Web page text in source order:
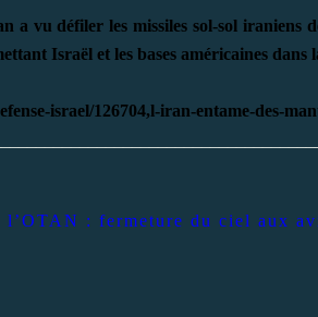
a vu défiler les missiles sol-sol
Israël et les bases américaines
israel/126704,l-iran-entame-des-
l’OTAN : fermeture du ciel aux